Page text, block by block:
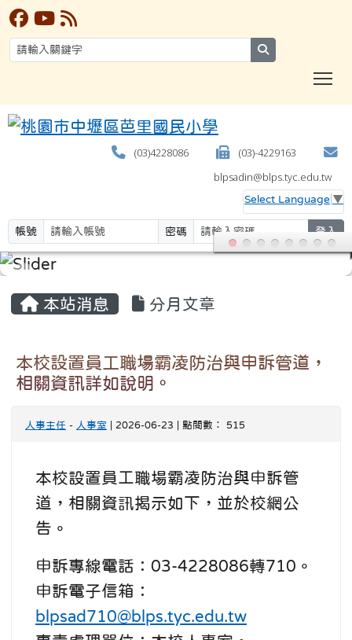
(03)4228086
(03)-4229163
blpsadin@blps.tyc.edu.tw
Select Language ▼
帳號 密碼 登入
本站消息 分月文章
本校設置員工職場霸凌防治與申訴管道，
相關資訊詳如說明。
人事主任 - 人事室 | 2026-06-23 | 點閱數： 515
本校設置員工職場霸凌防治與申訴管
道，相關資訊揭示如下，並於校網公
告。
申訴專線電話：03-4228086轉710。
申訴電子信箱：
blpsad710@blps.tyc.edu.tw